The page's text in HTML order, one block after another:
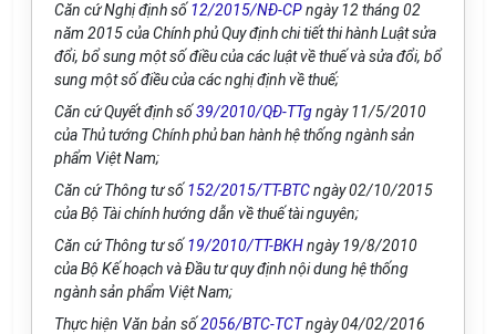
Căn cứ Nghị định số 12/2015/NĐ-CPngày 12 tháng 02
năm 2015 của Chính phủ Quy định chi tiết thi hành Luật sửa
đổi, bổ sung một số điều của các luật về thuế và sửa đổi, bổ
sung một số điều của các nghị định về thuế;
Căn cứ Quyết định số39/2010/QĐ-TTgngày 11/5/2010
của Thủ tướng Chính phủ ban hành hệ thống ngành sản
phẩm Việt Nam;
Căn cứ Thông tư số 152/2015/TT-BTCngày 02/10/2015
của Bộ Tài chính hướng dẫn về thuế tài nguyên;
Căn cứ Thông tư số 19/2010/TT-BKHngày 19/8/2010
của Bộ Kế hoạch và Đầu tư quy định nội dung hệ thống
ngành sản phẩm Việt Nam;
Thực hiện Văn bản số2056/BTC-TCTngày 04/02/2016